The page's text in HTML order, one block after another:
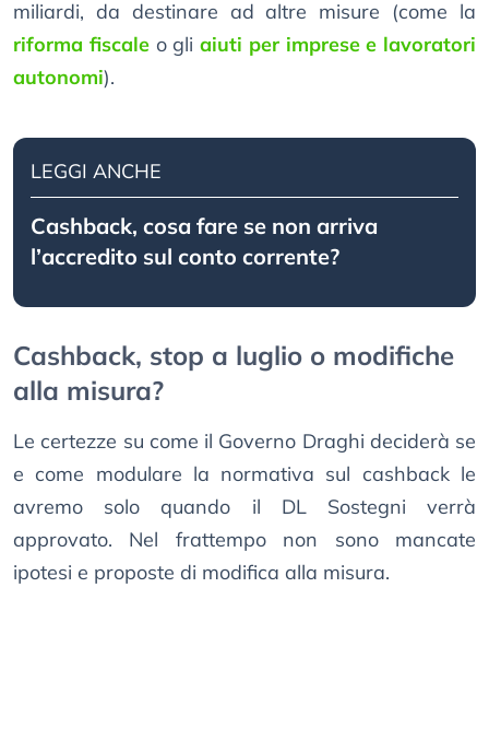
miliardi, da destinare ad altre misure (come la
riforma fiscaleo gli aiuti per imprese e lavoratori
autonomi).
LEGGI ANCHE
Cashback, cosa fare se non arriva
l’accredito sul conto corrente?
Cashback, stop a luglio o modifiche
alla misura?
Le certezze su come il Governo Draghi deciderà se
e come modulare la normativa sul cashback le
avremo solo quando il DL Sostegni verrà
approvato. Nel frattempo non sono mancate
ipotesi e proposte di modifica alla misura.